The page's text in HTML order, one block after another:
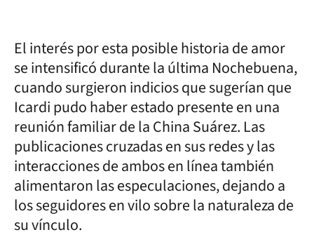
El interés por esta posible historia de amor
se intensificó durante la última Nochebuena,
cuando surgieron indicios que sugerían que
Icardi pudo haber estado presente en una
reunión familiar de la China Suárez. Las
publicaciones cruzadas en sus redes y las
interacciones de ambos en línea también
alimentaron las especulaciones, dejando a
los seguidores en vilo sobre la naturaleza de
su vínculo.